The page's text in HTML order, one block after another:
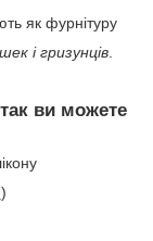
як фурнітуру
і гризунців.
ви можете
)